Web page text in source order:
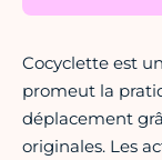
Cocyclette est
promeut la
déplacement
originales. Les